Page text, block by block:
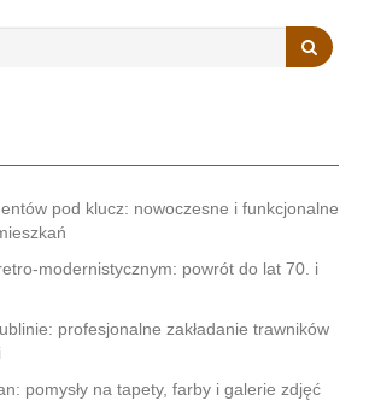
pod klucz: nowoczesne i funkcjonalne
modernistycznym: powrót do lat 70. i
profesjonalne zakładanie trawników
pomysły na tapety, farby i galerie zdjęć